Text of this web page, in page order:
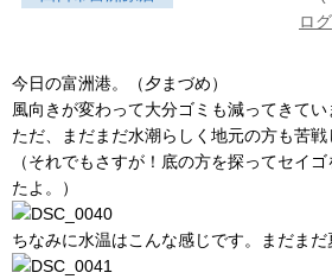
ログ
今日の富洲港。（夕まづめ）
風向きが変わって大分ゴミも減ってきてい
ただ、まだまだ水潮らしく地元の方も苦戦
（それでもさすが！底の方を探ってセイ
たよ。）
ちなみに水温はこんな感じです。まだまだ